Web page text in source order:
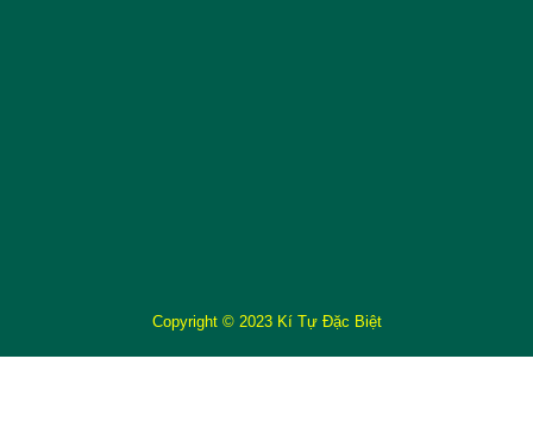
Copyright © 2023 Kí Tự Đặc Biệt